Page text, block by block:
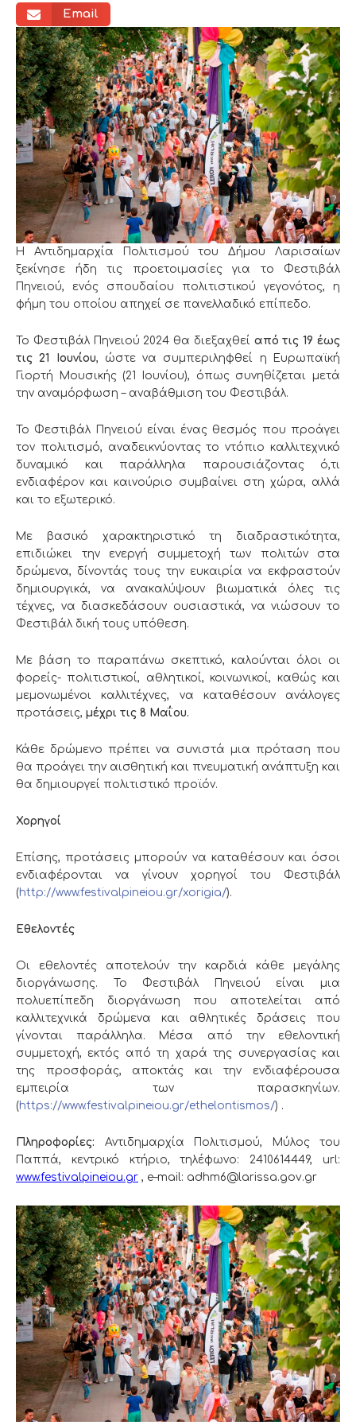
Email
Η Αντιδημαρχία Πολιτισμού του Δήμου Λαρισαίων
ξεκίνησε ήδη τις προετοιμασίες για το Φεστιβάλ
Πηνειού, ενός σπουδαίου πολιτιστικού γεγονότος, η
φήμη του οποίου απηχεί σε πανελλαδικό επίπεδο.
Το Φεστιβάλ Πηνειού 2024 θα διεξαχθεί από τις 19 έως
τις 21 Ιουνίου, ώστε να συμπεριληφθεί η Ευρωπαϊκή
Γιορτή Μουσικής (21 Ιουνίου), όπως συνηθίζεται μετά
την αναμόρφωση – αναβάθμιση του Φεστιβάλ.
Το Φεστιβάλ Πηνειού είναι ένας θεσμός που προάγει
τον πολιτισμό, αναδεικνύοντας το ντόπιο καλλιτεχνικό
δυναμικό και παράλληλα παρουσιάζοντας ό,τι
ενδιαφέρον και καινούριο συμβαίνει στη χώρα, αλλά
και το εξωτερικό.
Με βασικό χαρακτηριστικό τη διαδραστικότητα,
επιδιώκει την ενεργή συμμετοχή των πολιτών στα
δρώμενα, δίνοντάς τους την ευκαιρία να εκφραστούν
δημιουργικά, να ανακαλύψουν βιωματικά όλες τις
τέχνες, να διασκεδάσουν ουσιαστικά, να νιώσουν το
Φεστιβάλ δική τους υπόθεση.
Με βάση το παραπάνω σκεπτικό, καλούνται όλοι οι
φορείς- πολιτιστικοί, αθλητικοί, κοινωνικοί, καθώς και
μεμονωμένοι καλλιτέχνες, να καταθέσουν ανάλογες
προτάσεις, μέχρι τις 8 Μαΐου.
Κάθε δρώμενο πρέπει να συνιστά μια πρόταση που
θα προάγει την αισθητική και πνευματική ανάπτυξη και
θα δημιουργεί πολιτιστικό προϊόν.
Χορηγοί
Επίσης, προτάσεις μπορούν να καταθέσουν και όσοι
ενδιαφέρονται να γίνουν χορηγοί του Φεστιβάλ
(http://www.festivalpineiou.gr/xorigia/).
Εθελοντές
Οι εθελοντές αποτελούν την καρδιά κάθε μεγάλης
διοργάνωσης. Το Φεστιβάλ Πηνειού είναι μια
πολυεπίπεδη διοργάνωση που αποτελείται από
καλλιτεχνικά δρώμενα και αθλητικές δράσεις που
γίνονται παράλληλα. Μέσα από την εθελοντική
συμμετοχή, εκτός από τη χαρά της συνεργασίας και
της προσφοράς, αποκτάς και την ενδιαφέρουσα
εμπειρία των παρασκηνίων.
(https://www.festivalpineiou.gr/ethelontismos/) .
Πληροφορίες: Αντιδημαρχία Πολιτισμού, Μύλος του
Παππά, κεντρικό κτήριο, τηλέφωνο: 2410614449, url:
www.festivalpineiou.gr , e–mail: adhm6@larissa.gov.gr